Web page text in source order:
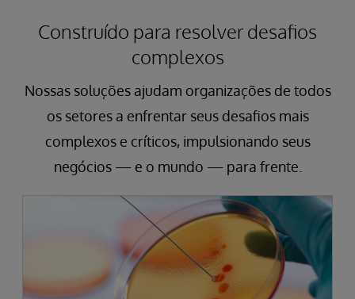
Construído para resolver desafios
complexos
Nossas soluções ajudam organizações de todos
os setores a enfrentar seus desafios mais
complexos e críticos, impulsionando seus
negócios — e o mundo — para frente.